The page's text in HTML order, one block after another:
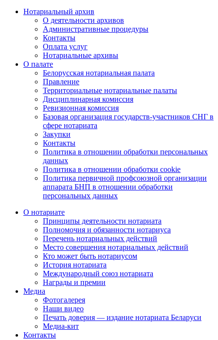
Нотариальный архив
О деятельности архивов
Административные процедуры
Контакты
Оплата услуг
Нотариальные архивы
О палате
Белорусская нотариальная палата
Правление
Территориальные нотариальные палаты
Дисциплинарная комиссия
Ревизионная комиссия
Базовая организация государств-участников СНГ в
сфере нотариата
Закупки
Контакты
Политика в отношении обработки персональных
данных
Политика в отношении обработки cookie
Политика первичной профсоюзной организации
аппарата БНП в отношении обработки
персональных данных
О нотариате
Принципы деятельности нотариата
Полномочия и обязанности нотариуса
Перечень нотариальных действий
Место совершения нотариальных действий
Кто может быть нотариусом
История нотариата
Международный союз нотариата
Награды и премии
Медиа
Фотогалерея
Наши видео
Печать доверия — издание нотариата Беларуси
Медиа-кит
Контакты